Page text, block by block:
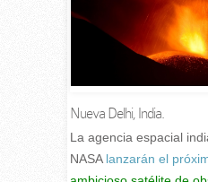
Nueva Delhi, India.
La agencia espacial
NASA lanzarán el